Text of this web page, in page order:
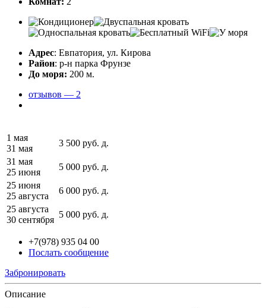
Адрес: Евпатория, ул. Кирова
Район: р-н парка Фрунзе
До моря: 200 м.
отзывов — 2
1 мая
31 мая
3 500 руб. д.
31 мая
25 июня
5 000 руб. д.
25 июня
25 августа
6 000 руб. д.
25 августа
30 сентября
5 000 руб. д.
+7(978) 935 04 00
Послать сообщение
Забронировать
Описание